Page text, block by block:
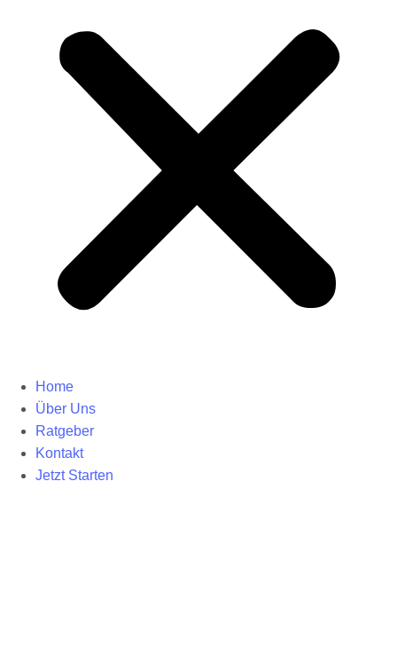
Home
Über Uns
Ratgeber
Kontakt
Jetzt Starten